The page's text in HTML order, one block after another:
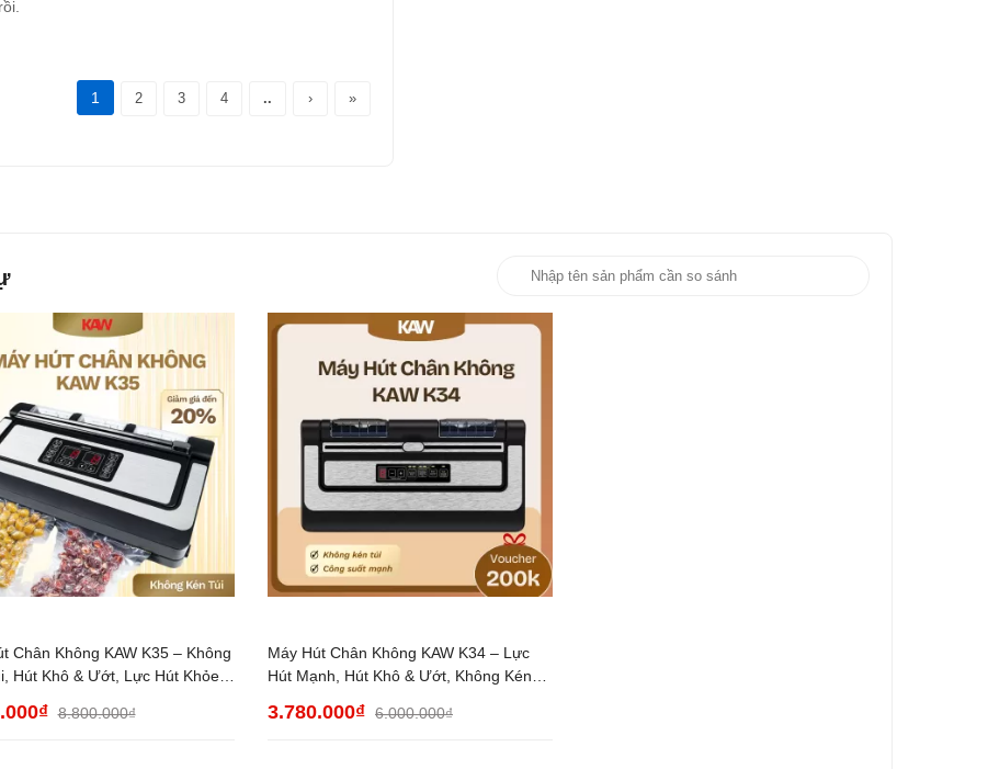
1 2 3 4 .. › »
Chân Không KAW K35 – Không
Hút Khô & Ướt, Lực Hút Khỏe,
8.800.000₫
Máy Hút Chân Không KAW K34 – Lực
Hút Mạnh, Hút Khô & Ướt, Không Kén
3.780.000₫ 6.000.000₫